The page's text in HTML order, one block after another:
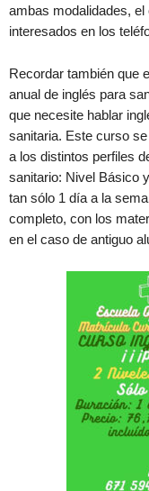
ambas modalidades,
interesados en los
Recordar también que
anual de inglés para
que necesite hablar
sanitaria. Este curso
a los distintos perfiles
sanitario: Nivel Básico
tan sólo 1 día a la
completo, con los
en el caso de antiguo